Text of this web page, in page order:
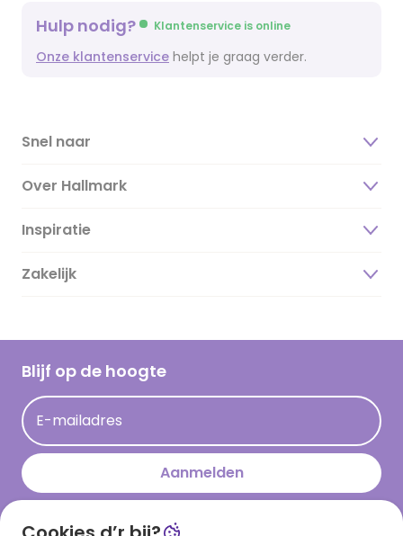
Hulp nodig? Klantenservice is online
Onze klantenservice helpt je graag verder.
Snel naar
Over Hallmark
Over ons
Duurzaamheid
Hallmark Kaartclub
Acties
Persberichten
Hallmark en Kinderpostzegels
Inspiratie
Magazine
Cadeau inspiratie
Kaartinspiratie
Zakelijk
Blijf op de hoogte
E-mailadres
Aanmelden